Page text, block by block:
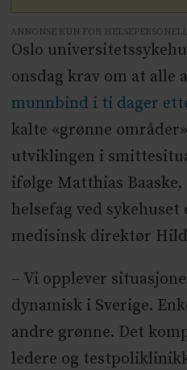
ANNONSE KUN FOR HELSEPERSONELL
Oslo
onsdag krav om at alle
munnbind i ti dager
kalte «grønne
utviklingen i
ifølge Matthias
helsefag ved
medisinsk direktør
– Vi opplever
dynamisk i Sverige.
andre grønne. Det
ledere og